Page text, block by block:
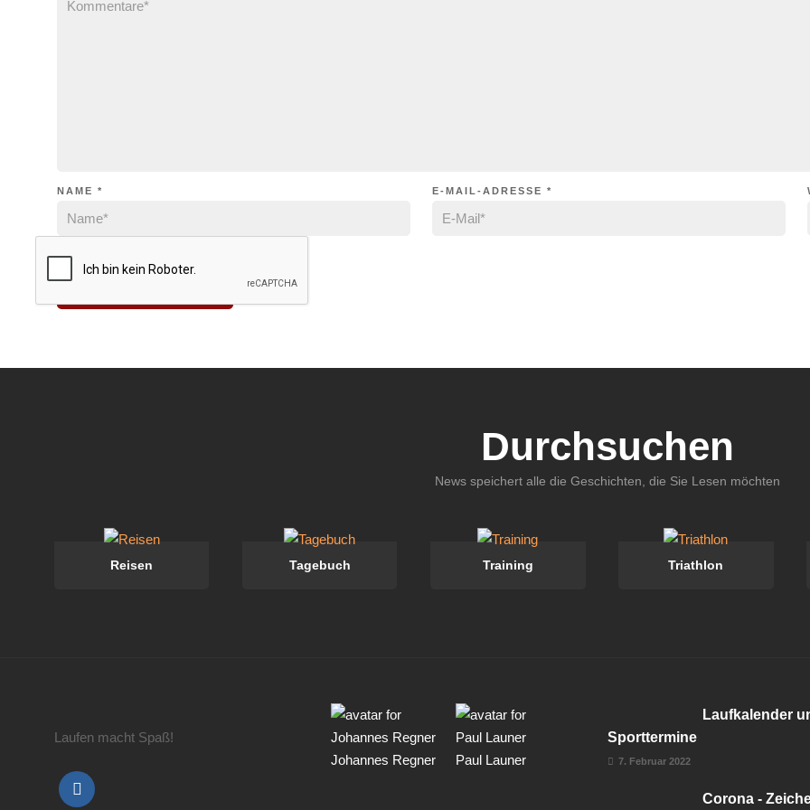
NAME * E-MAIL-ADRESSE *
Durchsuchen
News speichert alle die Geschichten, die Sie Lesen möchten
Reisen Tagebuch Training Triathlon
Laufen macht Spaß!
Johannes Regner
Paul Launer
Laufkalender
Sporttermine
7. Februar 2022
Corona -